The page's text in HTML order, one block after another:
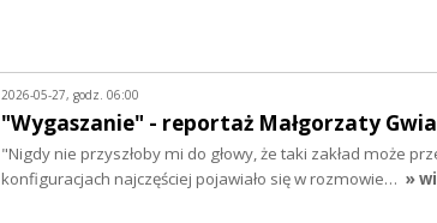
2026-05-27, godz. 06:00
"Wygaszanie" - reportaż Małgorzaty
"Nigdy nie przyszłoby mi do głowy, że taki zakład może
konfiguracjach najczęściej pojawiało się w rozmowie… »